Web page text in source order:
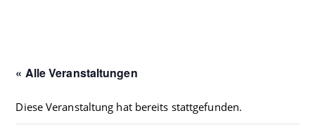
« Alle Veranstaltungen
Diese Veranstaltung hat bereits stattgefunden.